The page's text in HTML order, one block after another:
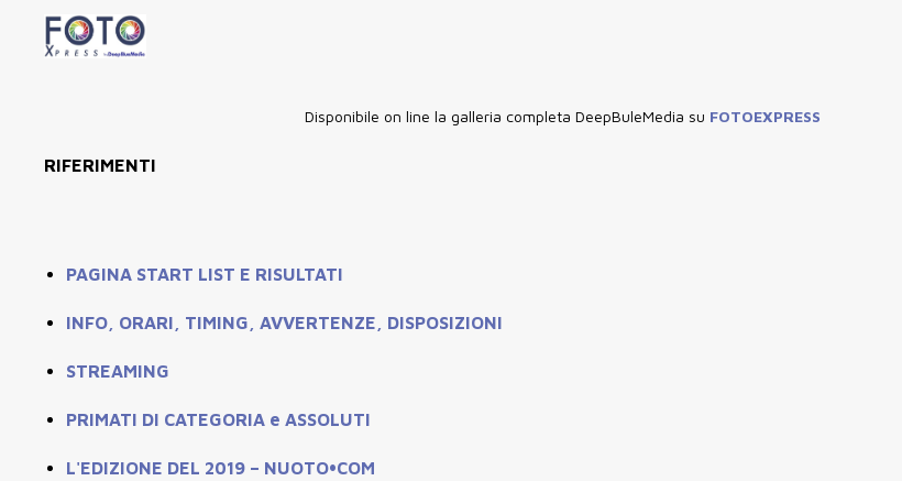
Disponibile on line la galleria completa DeepBuleMedia su FOTOEXPRESS
RIFERIMENTI
PAGINA START LIST E RISULTATI
INFO, ORARI, TIMING, AVVERTENZE, DISPOSIZIONI
STREAMING
PRIMATI DI CATEGORIA e ASSOLUTI
L'EDIZIONE DEL 2019 – NUOTO•COM